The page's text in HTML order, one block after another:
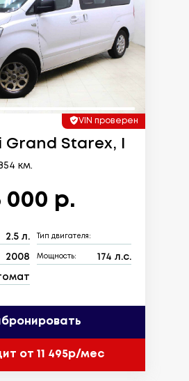
VIN проверен
Grand Starex, I
км.
000 р.
2.5 л. Тип двигателя:
2008 Мощность: 174 л.с.
от 11 495р/мес